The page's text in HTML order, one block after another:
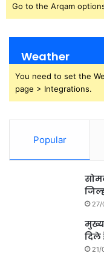
Go to the Arqam
Weather
You need to set the
page > Integrations.
Popular
27/
दिले
21/